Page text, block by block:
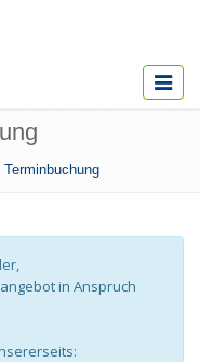
Toggle
Terminbuchung
in Anspruch